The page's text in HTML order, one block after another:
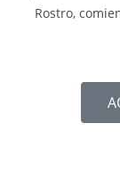
Rostro,